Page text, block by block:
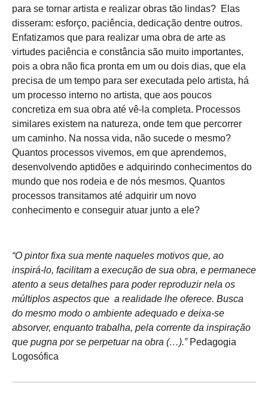
para se tornar artista e realizar obras tão lindas? Elas
disseram: esforço, paciência, dedicação dentre outros.
Enfatizamos que para realizar uma obra de arte as
virtudes paciência e constância são muito importantes,
pois a obra não fica pronta em um ou dois dias, que ela
precisa de um tempo para ser executada pelo artista, há
um processo interno no artista, que aos poucos
concretiza em sua obra até vê-la completa. Processos
similares existem na natureza, onde tem que percorrer
um caminho. Na nossa vida, não sucede o mesmo?
Quantos processos vivemos, em que aprendemos,
desenvolvendo aptidões e adquirindo conhecimentos do
mundo que nos rodeia e de nós mesmos. Quantos
processos transitamos até adquirir um novo
conhecimento e conseguir atuar junto a ele?
“O pintor fixa sua mente naqueles motivos que, ao
inspirá-lo, facilitam a execução de sua obra, e permanece
atento a seus detalhes para poder reproduzir nela os
múltiplos aspectos que a realidade lhe oferece. Busca
do mesmo modo o ambiente adequado e deixa-se
absorver, enquanto trabalha, pela corrente da inspiração
que pugna por se perpetuar na obra (…).”Pedagogia
Logosófica